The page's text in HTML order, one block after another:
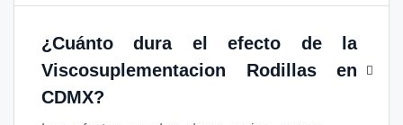
¿Cuánto dura el efecto de la
Viscosuplementacion Rodillas en
CDMX?